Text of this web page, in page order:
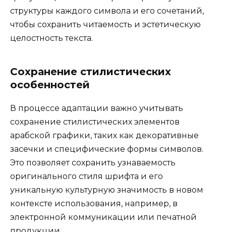
структуры каждого символа и его сочетаний,
чтобы сохранить читаемость и эстетическую
целостность текста.
Сохранение стилистических
особенностей
В процессе адаптации важно учитывать
сохранение стилистических элементов
арабской графики, таких как декоративные
засечки и специфические формы символов.
Это позволяет сохранить узнаваемость
оригинального стиля шрифта и его
уникальную культурную значимость в новом
контексте использования, например, в
электронной коммуникации или печатной